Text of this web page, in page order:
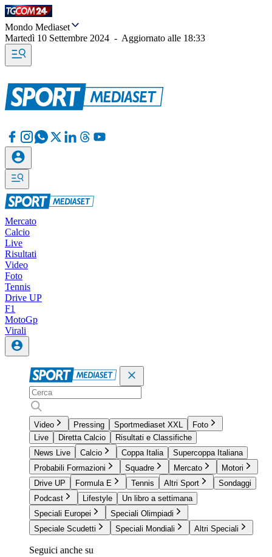
Mondo Mediaset
Martedì 10 Settembre 2024 - Aggiornato alle 18:33
Mercato
Calcio
Live
Risultati
Video
Foto
Tennis
Drive UP
F1
MotoGp
Virali
Video Pressing Sportmediaset XXL
Foto
Live
Diretta Calcio
Risultati e Classifiche
News Live
Calcio Coppa Italia
Supercoppa Italiana
Probabili Formazioni
Squadre Mercato
Motori
Drive UP
Formula E Tennis Altri Sport
Sondaggi
Podcast
Lifestyle
Un libro a settimana
Speciali Europei
Speciali Olimpiadi
Speciale Scudetti
Speciali Mondiali Altri Speciali
Seguici anche su